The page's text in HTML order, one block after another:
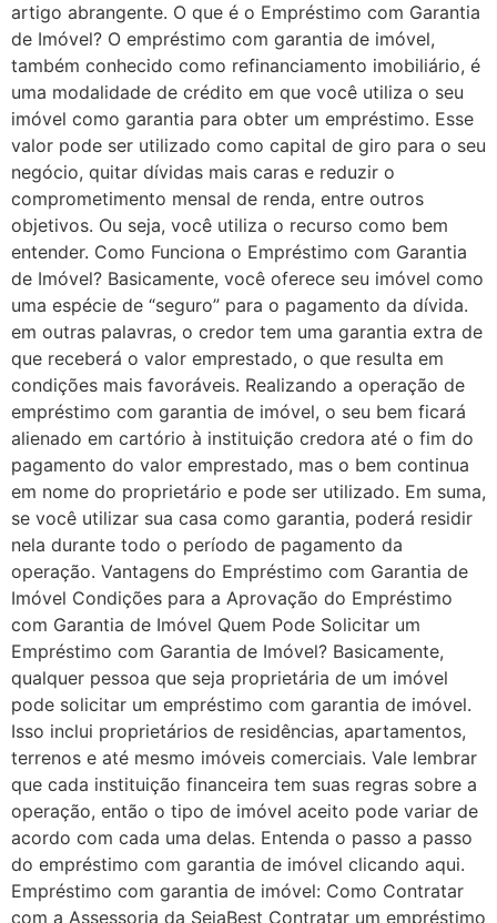
artigo abrangente. O que é o Empréstimo com Garantia
de Imóvel? O empréstimo com garantia de imóvel,
também conhecido como refinanciamento imobiliário, é
uma modalidade de crédito em que você utiliza o seu
imóvel como garantia para obter um empréstimo. Esse
valor pode ser utilizado como capital de giro para o seu
negócio, quitar dívidas mais caras e reduzir o
comprometimento mensal de renda, entre outros
objetivos. Ou seja, você utiliza o recurso como bem
entender. Como Funciona o Empréstimo com Garantia
de Imóvel? Basicamente, você oferece seu imóvel como
uma espécie de “seguro” para o pagamento da dívida.
em outras palavras, o credor tem uma garantia extra de
que receberá o valor emprestado, o que resulta em
condições mais favoráveis. Realizando a operação de
empréstimo com garantia de imóvel, o seu bem ficará
alienado em cartório à instituição credora até o fim do
pagamento do valor emprestado, mas o bem continua
em nome do proprietário e pode ser utilizado. Em suma,
se você utilizar sua casa como garantia, poderá residir
nela durante todo o período de pagamento da
operação. Vantagens do Empréstimo com Garantia de
Imóvel Condições para a Aprovação do Empréstimo
com Garantia de Imóvel Quem Pode Solicitar um
Empréstimo com Garantia de Imóvel? Basicamente,
qualquer pessoa que seja proprietária de um imóvel
pode solicitar um empréstimo com garantia de imóvel.
Isso inclui proprietários de residências, apartamentos,
terrenos e até mesmo imóveis comerciais. Vale lembrar
que cada instituição financeira tem suas regras sobre a
operação, então o tipo de imóvel aceito pode variar de
acordo com cada uma delas. Entenda o passo a passo
do empréstimo com garantia de imóvel clicando aqui.
Empréstimo com garantia de imóvel: Como Contratar
com a Assessoria da SejaBest Contratar um empréstimo